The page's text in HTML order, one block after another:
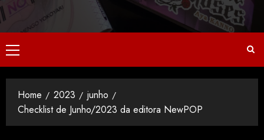
Home 2023
junho
Checklist de Junho/2023 da editora NewPOP